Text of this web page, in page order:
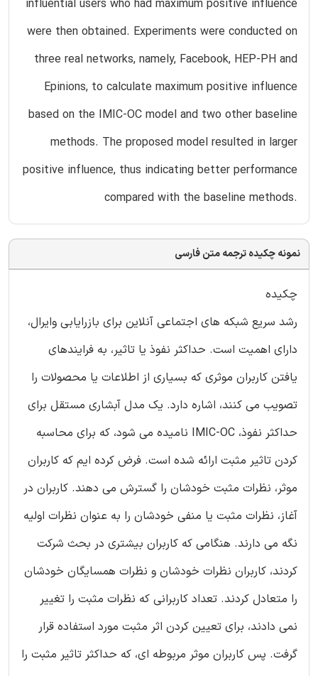
influential users who had maximum positive influence
were then obtained. Experiments were conducted on
three real networks, namely, Facebook, HEP-PH and
Epinions, to calculate maximum positive influence
based on the IMIC-OC model and two other baseline
methods. The proposed model resulted in larger
positive influence, thus indicating better performance
compared with the baseline methods.
نمونه چکیده ترجمه متن فارسی
چکیده
رشد سریع شبکه های اجتماعی آنلاین برای بازرایابی وایرال،
دارای اهمیت است. حداکثر نفوذ یا تاثیر، به فرایندهای
یافتن کاربران موثری که بسیاری از اطلاعات یا محصولات را
تصویب می کنند، اشاره دارد. یک مدل آبشاری مستقل برای
حداکثر نفوذ، IMIC-OC نامیده می شود، که برای محاسبه
کردن تاثیر مثبت ارائه شده است. فرض کرده ایم که کاربران
موثر، نظرات مثبت خودشان را گسترش می دهند. کاربران در
آغاز، نظرات مثبت یا منفی خودشان را به عنوان نظرات اولیه
نگه می دارند. هنگامی که کاربران بیشتری در بحث شرکت
کردند، کاربران نظرات خودشان و نظرات همسایگان خودشان
را متعادل کردند. تعداد کاربرانی که نظرات مثبت را تغییر
نمی دادند، برای تعیین کردن اثر مثبت مورد استفاده قرار
گرفت. پس کاربران موثر مربوطه ای، که حداکثر تاثیر مثبت را